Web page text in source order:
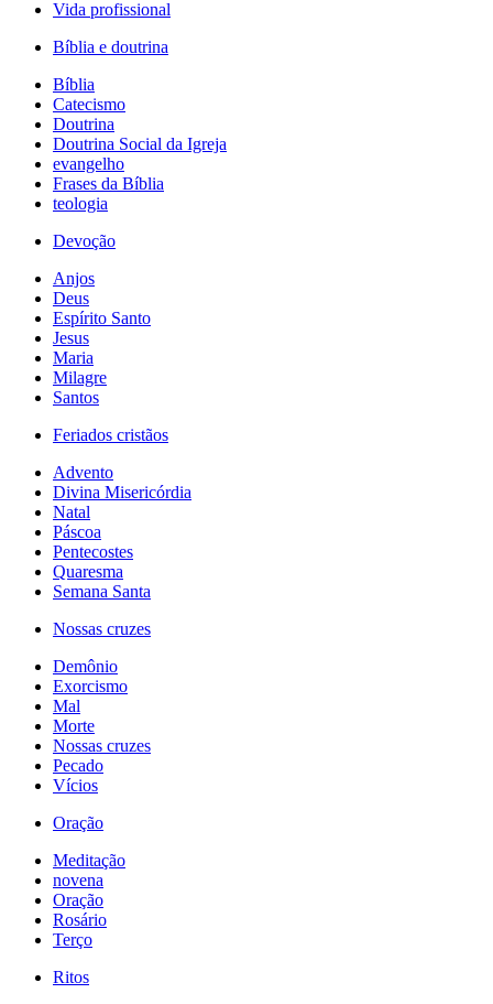
Vida profissional
Bíblia e doutrina
Bíblia
Catecismo
Doutrina
Doutrina Social da Igreja
evangelho
Frases da Bíblia
teologia
Devoção
Anjos
Deus
Espírito Santo
Jesus
Maria
Milagre
Santos
Feriados cristãos
Advento
Divina Misericórdia
Natal
Páscoa
Pentecostes
Quaresma
Semana Santa
Nossas cruzes
Demônio
Exorcismo
Mal
Morte
Nossas cruzes
Pecado
Vícios
Oração
Meditação
novena
Oração
Rosário
Terço
Ritos